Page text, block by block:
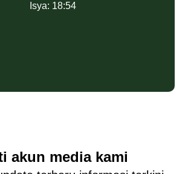
Isya: 18:54
akun media kami